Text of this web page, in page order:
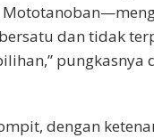
dan tidak
pungkasnya
dengan